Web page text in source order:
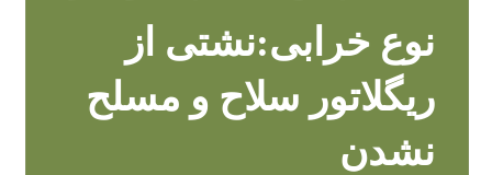
نوع خرابی:نشتی از
ریگلاتور سلاح و مسلح
نشدن